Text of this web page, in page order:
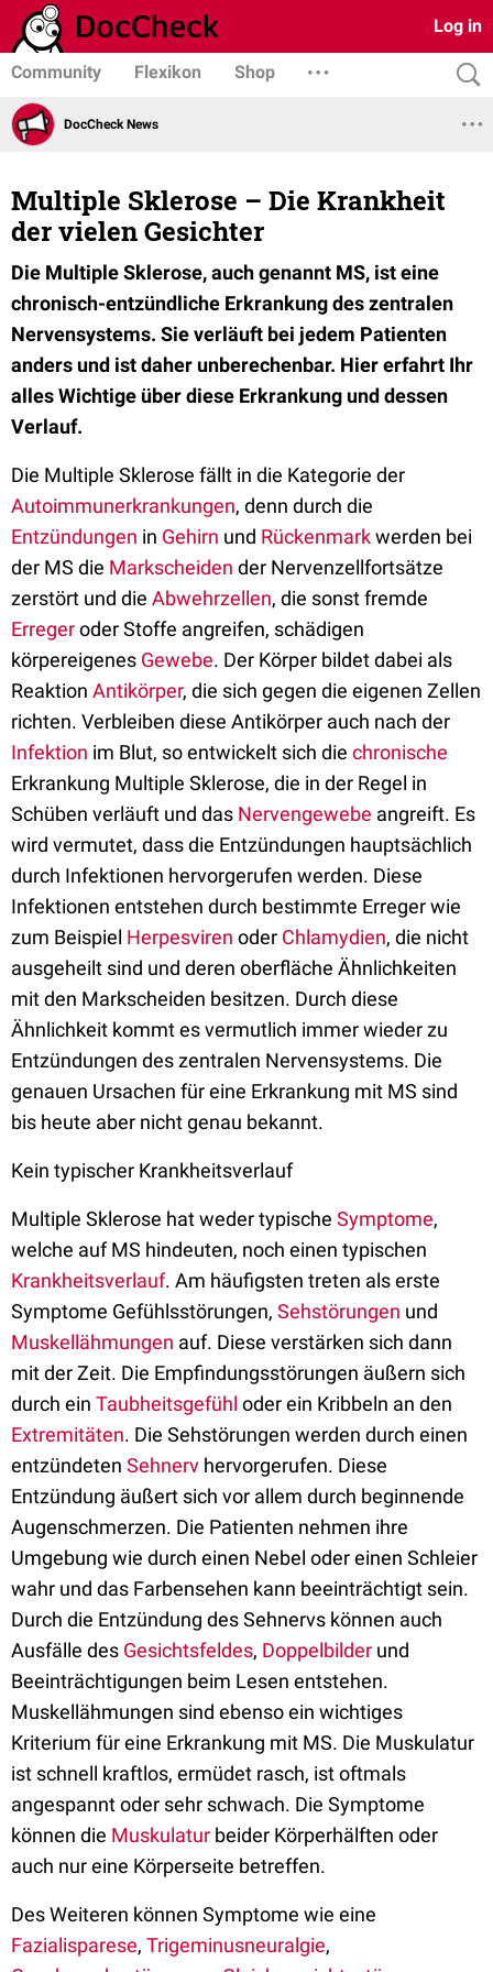
Log in
Community Flexikon Shop
DocCheck News
Multiple Sklerose – Die Krankheit
der vielen Gesichter
Die Multiple Sklerose, auch genannt MS, ist eine
chronisch-entzündliche Erkrankung des zentralen
Nervensystems. Sie verläuft bei jedem Patienten
anders und ist daher unberechenbar. Hier erfahrt Ihr
alles Wichtige über diese Erkrankung und dessen
Verlauf.
Die Multiple Sklerose fällt in die Kategorie der
Autoimmunerkrankungen, denn durch die
Entzündungen in Gehirn und Rückenmarkwerden bei
der MS die Markscheiden der Nervenzellfortsätze
zerstört und die Abwehrzellen, die sonst fremde
Erregeroder Stoffe angreifen, schädigen
körpereigenes Gewebe. Der Körper bildet dabei als
Reaktion Antikörper, die sich gegen die eigenen Zellen
richten. Verbleiben diese Antikörper auch nach der
Infektion im Blut, so entwickelt sich die chronische
Erkrankung Multiple Sklerose, die in der Regel in
Schüben verläuft und das Nervengewebe angreift. Es
wird vermutet, dass die Entzündungen hauptsächlich
durch Infektionen hervorgerufen werden. Diese
Infektionen entstehen durch bestimmte Erreger wie
zum Beispiel Herpesviren oder Chlamydien, die nicht
ausgeheilt sind und deren oberfläche Ähnlichkeiten
mit den Markscheiden besitzen. Durch diese
Ähnlichkeit kommt es vermutlich immer wieder zu
Entzündungen des zentralen Nervensystems. Die
genauen Ursachen für eine Erkrankung mit MS sind
bis heute aber nicht genau bekannt.
Kein typischer Krankheitsverlauf
Multiple Sklerose hat weder typische Symptome,
welche auf MS hindeuten, noch einen typischen
Krankheitsverlauf. Am häufigsten treten als erste
Symptome Gefühlsstörungen, Sehstörungen und
Muskellähmungen auf. Diese verstärken sich dann
mit der Zeit. Die Empfindungsstörungen äußern sich
durch ein Taubheitsgefühl oder ein Kribbeln an den
Extremitäten. Die Sehstörungen werden durch einen
entzündeten Sehnerv hervorgerufen. Diese
Entzündung äußert sich vor allem durch beginnende
Augenschmerzen. Die Patienten nehmen ihre
Umgebung wie durch einen Nebel oder einen Schleier
wahr und das Farbensehen kann beeinträchtigt sein.
Durch die Entzündung des Sehnervs können auch
Ausfälle des Gesichtsfeldes, Doppelbilder und
Beeinträchtigungen beim Lesen entstehen.
Muskellähmungen sind ebenso ein wichtiges
Kriterium für eine Erkrankung mit MS. Die Muskulatur
ist schnell kraftlos, ermüdet rasch, ist oftmals
angespannt oder sehr schwach. Die Symptome
können die Muskulatur beider Körperhälften oder
auch nur eine Körperseite betreffen.
Des Weiteren können Symptome wie eine
Fazialisparese, Trigeminusneuralgie,